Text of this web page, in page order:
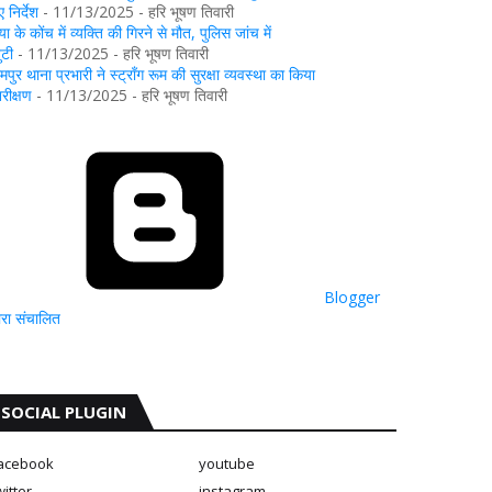
निर्देश- 11/13/2025 - हरि भूषण तिवारी
के कोंच में व्यक्ति की गिरने से मौत, पुलिस जांच में
- 11/13/2025 - हरि भूषण तिवारी
थाना प्रभारी ने स्ट्रॉंग रूम की सुरक्षा व्यवस्था का किया
- 11/13/2025 - हरि भूषण तिवारी
Blogger
संचालित
SOCIAL PLUGIN
youtube